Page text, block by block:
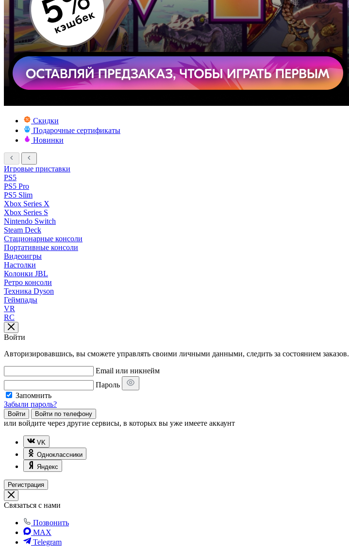
Скидки
Подарочные сертификаты
Новинки
Игровые приставки
PS5
PS5 Pro
PS5 Slim
Xbox Series X
Xbox Series S
Nintendo Switch
Steam Deck
Стационарные консоли
Портативные консоли
Видеоигры
Настолки
Колонки JBL
Ретро консоли
Техника Dyson
Геймпады
VR
RC
Войти
Авторизировавшись, вы сможете управлять своими личными данными, следить за состоянием заказов.
Email или никнейм
Пароль
Запомнить
Забыли пароль?
Войти Войти по телефону
или войдите через другие сервисы, в которых вы уже имеете аккаунт
VK
Одноклассники
Яндекс
Регистрация
Связаться с нами
Позвонить
MAX
Telegram